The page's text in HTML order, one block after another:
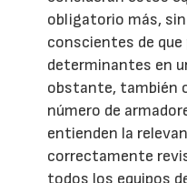
obligatorio más,
conscientes de
determinantes en
obstante, también
número de
entienden la
correctamente